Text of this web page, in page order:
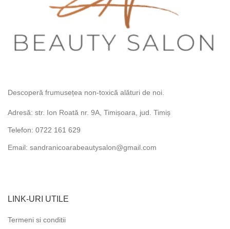
Descoperă frumusețea non-toxică alături de noi.
Adresă: str. Ion Roată nr. 9A, Timișoara, jud. Timiș
Telefon: 0722 161 629
Email: sandranicoarabeautysalon@gmail.com
LINK-URI UTILE
Termeni si conditii